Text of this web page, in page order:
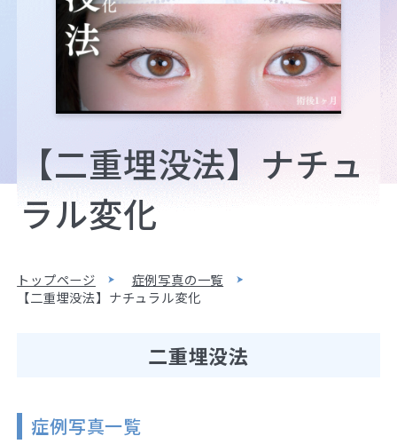
【二重埋没法】ナチュ
ラル変化
トップページ
症例写真の一覧
【二重埋没法】ナチュラル変化
二重埋没法
症例写真一覧